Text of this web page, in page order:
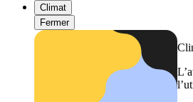
Climat
Fermer